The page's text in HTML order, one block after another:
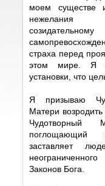
моем существе
нежелания
страха перед
этом мире. Я
установки, что
Я призываю
Матери
Чудотворный
поглощающий
заставляет
Законов Бога.